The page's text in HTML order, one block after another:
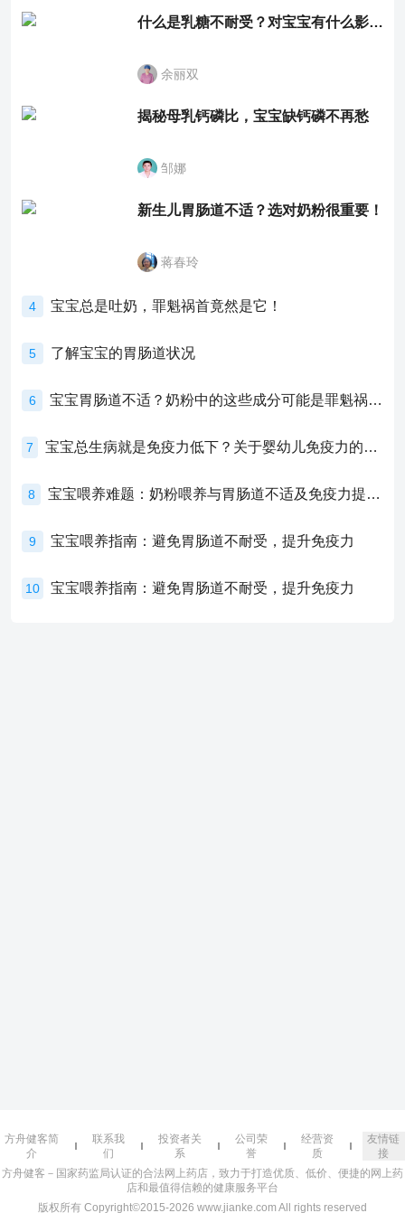
什么是乳糖不耐受？对宝宝有什么影响？
余丽双
揭秘母乳钙磷比，宝宝缺钙磷不再愁
邹娜
新生儿胃肠道不适？选对奶粉很重要！
蒋春玲
4 宝宝总是吐奶，罪魁祸首竟然是它！
5 了解宝宝的胃肠道状况
6 宝宝胃肠道不适？奶粉中的这些成分可能是罪魁祸首！
7 宝宝总生病就是免疫力低下？关于婴幼儿免疫力的真相，家长必须了解！
8 宝宝喂养难题：奶粉喂养与胃肠道不适及免疫力提升的奥秘
9 宝宝喂养指南：避免胃肠道不耐受，提升免疫力
10 宝宝喂养指南：避免胃肠道不耐受，提升免疫力
方舟健客简
介
联系我
们
投资者关
系
公司荣
誉
经营资
质
友情链
接
方舟健客－国家药监局认证的合法网上药店，致力于打造优质、低价、便捷的网上药
店和最值得信赖的健康服务平台
版权所有 Copyright©2015-2026 www.jianke.com All rights reserved